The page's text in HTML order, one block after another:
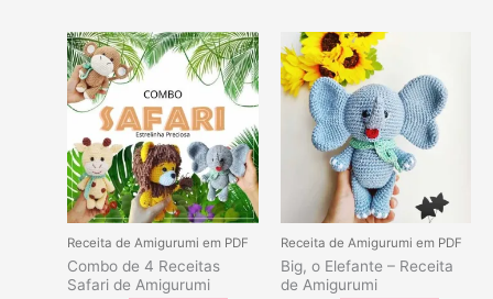
Receita de Amigurumi em PDF
Combo de 4 Receitas
Safari de Amigurumi
Receita de Amigurumi em PDF
Big, o Elefante – Receita
de Amigurumi